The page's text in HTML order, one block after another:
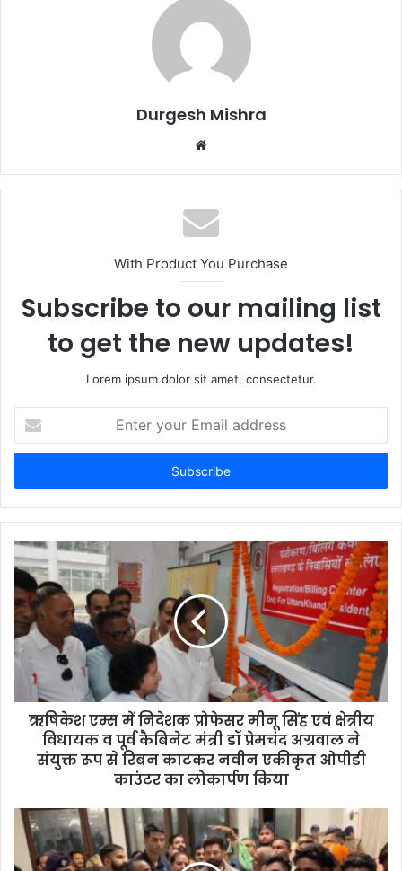
Durgesh Mishra
Website
With Product You Purchase
Subscribe to our mailing list
to get the new updates!
Lorem ipsum dolor sit amet, consectetur.
your
Email
ऋषिकेश एम्स में निदेशक प्रोफेसर मीनू सिंह एवं क्षेत्रीय
विधायक व पूर्व कैबिनेट मंत्री डॉ प्रेमचंद अग्रवाल ने
संयुक्त रूप से रिबन काटकर नवीन एकीकृत ओपीडी
काउंटर का लोकार्पण किया